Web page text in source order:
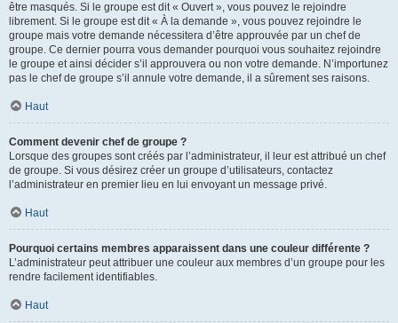
être masqués. Si le groupe est dit « Ouvert », vous pouvez le rejoindre
librement. Si le groupe est dit « À la demande », vous pouvez rejoindre le
groupe mais votre demande nécessitera d’être approuvée par un chef de
groupe. Ce dernier pourra vous demander pourquoi vous souhaitez rejoindre
le groupe et ainsi décider s’il approuvera ou non votre demande. N’importunez
pas le chef de groupe s’il annule votre demande, il a sûrement ses raisons.
Haut
Comment devenir chef de groupe ?
Lorsque des groupes sont créés par l’administrateur, il leur est attribué un chef
de groupe. Si vous désirez créer un groupe d’utilisateurs, contactez
l’administrateur en premier lieu en lui envoyant un message privé.
Haut
Pourquoi certains membres apparaissent dans une couleur différente ?
L’administrateur peut attribuer une couleur aux membres d’un groupe pour les
rendre facilement identifiables.
Haut